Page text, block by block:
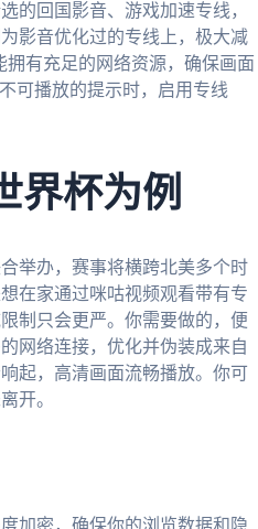
的回国影音、游戏加速专线，
影音优化过的专线上，极大减
有充足的网络资源，确保画面
可播放的提示时，启用专线
界杯为例
举办，赛事将横跨北美多个时
在家通过咪咕视频观看带有专
制只会更严。你需要做的，便
网络连接，优化并伪装成来自
起，高清画面流畅播放。你可
开。
加密，确保你的浏览数据和隐